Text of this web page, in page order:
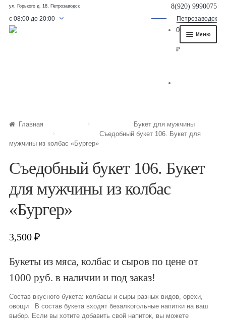
ул. Горького д. 18, Петрозаводск
с 08:00 до 20:00
8(920) 9990075
Петрозаводск
Меню
Букет для мужчины
Букет из фруктов и овощей
Букеты из сухофруктов и орехов
Детские букеты
Съедобные Корзины
0
₽
Главная
Букет для мужчины
Съедобный букет 106. Букет для
мужчины из колбас «Бургер»
Съедобный букет 106. Букет
для мужчины из колбас
«Бургер»
3,500₽
Букеты из мяса, колбас и сыров по цене от
1000 руб. в наличии и под заказ!
Состав вкусного букета: колбасы и сыры разных видов, орехи,
овощи В состав букета входят безалкогольные напитки на ваш
выбор. Если вы хотите добавить свой напиток, вы можете